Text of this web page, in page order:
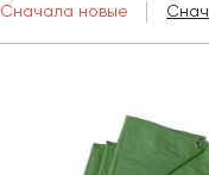
Сначала новые